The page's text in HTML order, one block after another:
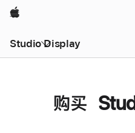
Apple
Studio Display
购买